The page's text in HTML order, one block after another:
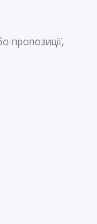
пропозиції,